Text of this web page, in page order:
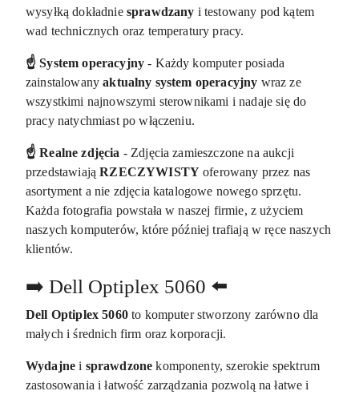
wysyłką dokładnie sprawdzany i testowany pod kątem
wad technicznych oraz temperatury pracy.
☝️ System operacyjny - Każdy komputer posiada
zainstalowanyaktualny system operacyjny wraz ze
wszystkimi najnowszymi sterownikami i nadaje się do
pracy natychmiast po włączeniu.
☝️ Realne zdjęcia - Zdjęcia zamieszczone na aukcji
przedstawiająRZECZYWISTY oferowany przez nas
asortyment a nie zdjęcia katalogowe nowego sprzętu.
Każda fotografia powstała w naszej firmie, z użyciem
naszych komputerów, które później trafiają w ręce naszych
klientów.
➡️ Dell Optiplex 5060 ⬅️
Dell Optiplex 5060to komputer stworzony zarówno dla
małych i średnich firm oraz korporacji.
Wydajnei sprawdzone komponenty, szerokie spektrum
zastosowania i łatwość zarządzania pozwolą na łatwe i